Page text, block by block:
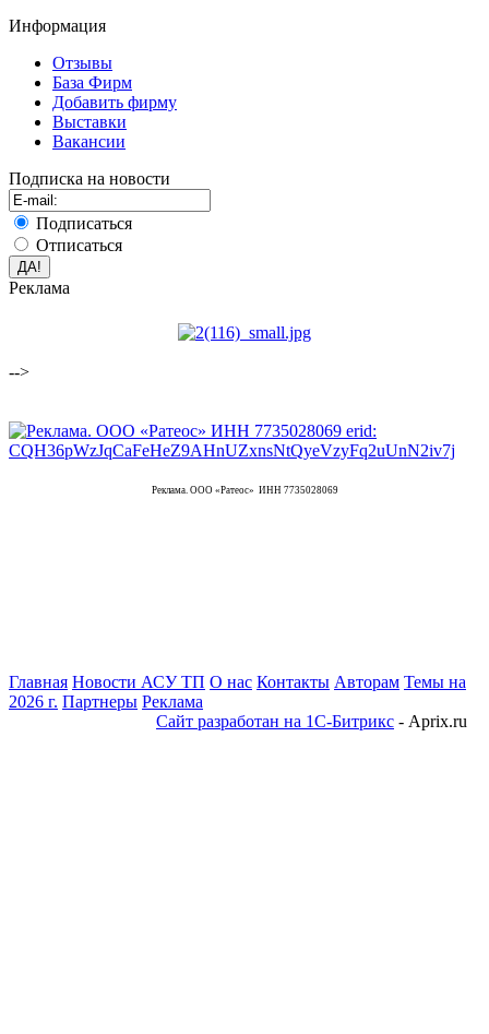
Информация
Отзывы
База Фирм
Добавить фирму
Выставки
Вакансии
Подписка на новости
Подписаться
Отписаться
Реклама
-->
Реклама. ООО «Ратеос» ИНН 7735028069
Главная Новости АСУ ТП О нас Контакты Авторам Темы на
2026 г. Партнеры Реклама
Сайт разработан на 1С-Битрикс - Aprix.ru